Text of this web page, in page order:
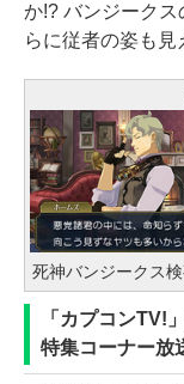
か!? バンジーク
らに従者の姿も
死神バンジークス
「カプコンTV!
特集コーナー放